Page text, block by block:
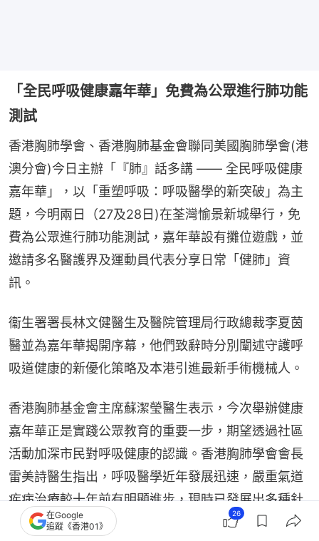
「全民呼吸健康嘉年華」免費為公眾進行肺功能
測試
香港胸肺學會、香港胸肺基金會聯同美國胸肺學會(港
澳分會)今日主辦「『肺』話多講 —— 全民呼吸健康
嘉年華」，以「重塑呼吸：呼吸醫學的新突破」為主
題，今明兩日（27及28日)在荃灣愉景新城舉行，免
費為公眾進行肺功能測試，嘉年華設有攤位遊戲，並
邀請多名醫護界及運動員代表分享日常「健肺」資
訊。
衞生署署長林文健醫生及醫院管理局行政總裁李夏茵
醫並為嘉年華揭開序幕，他們致辭時分別闡述守護呼
吸道健康的新優化策略及本港引進最新手術機械人。
香港胸肺基金會主席蘇潔瑩醫生表示，今次舉辦健康
嘉年華正是實踐公眾教育的重要一步，期望透過社區
活動加深市民對呼吸健康的認識。香港胸肺學會會長
雷美詩醫生指出，呼吸醫學近年發展迅速，嚴重氣道
疾病治療較十年前有明顯進步，現時已發展出多種針
對性治療方案。美國胸肺學院（港澳分會）會長黃慧
在Google
追蹤《香港01》
26